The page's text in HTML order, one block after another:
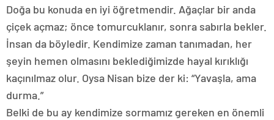
Doğa bu konuda en iyi öğretmendir. Ağaçlar bir anda
çiçek açmaz; önce tomurcuklanır, sonra sabırla bekler.
İnsan da böyledir. Kendimize zaman tanımadan, her
şeyin hemen olmasını beklediğimizde hayal kırıklığı
kaçınılmaz olur. Oysa Nisan bize der ki: “Yavaşla, ama
durma.”
Belki de bu ay kendimize sormamız gereken en önemli